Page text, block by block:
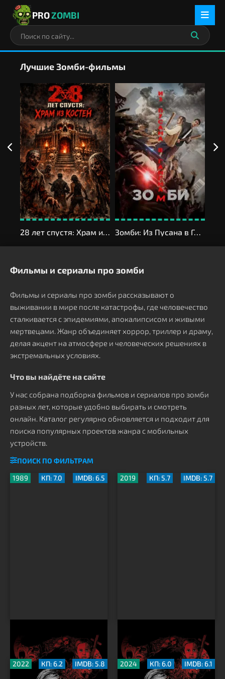
PROZOMBI
Лучшие Зомби-фильмы
Зомби: Из Пусана в Гангнам
Фильмы и сериалы про зомби
Фильмы и сериалы про зомби рассказывают о
выживании в мире после катастрофы, где человечество
сталкивается с эпидемиями, апокалипсисом и живыми
мертвецами. Жанр объединяет хоррор, триллер и драму,
делая акцент на атмосфере и человеческих решениях в
экстремальных условиях.
Что вы найдёте на сайте
У нас собрана подборка фильмов и сериалов про зомби
разных лет, которые удобно выбирать и смотреть
онлайн. Каталог регулярно обновляется и подходит для
поиска популярных проектов жанра с мобильных
устройств.
ПОИСК ПО ФИЛЬТРАМ
животных
1989 КП: 7.0 IMDB: 6.5
животных
2019 КП: 5.7 IMDB: 5.7
2022 КП: 6.2 IMDB: 5.8 2024 КП: 6.0 IMDB: 6.1